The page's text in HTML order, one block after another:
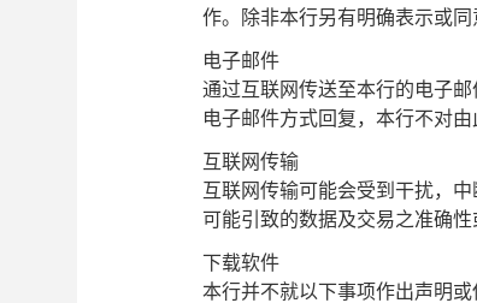
作。除非本行另有明确表示或
电子邮件
通过互联网传送至本行的电子
电子邮件方式回复，本行不对由
互联网传输
互联网传输可能会受到干扰，
可能引致的数据及交易之准确性
下载软件
本行并不就以下事项作出声明